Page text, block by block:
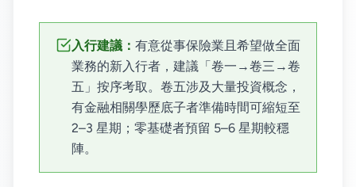
入行建議： 有意從事保險業且希望做全面
業務的新入行者，建議「卷一→卷三→卷
五」按序考取。卷五涉及大量投資概念，
有金融相關學歷底子者準備時間可縮短至
2–3 星期；零基礎者預留 5–6 星期較穩
陣。